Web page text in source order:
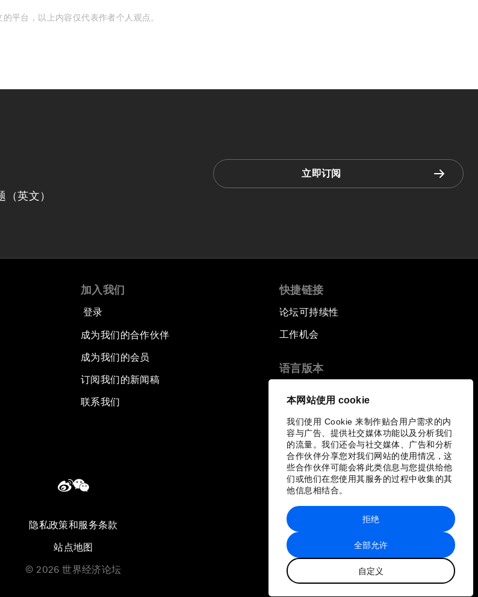
本网站使用 cookie
我们使用 Cookie 来制作贴合用户需求的内
容与广告、提供社交媒体功能以及分析我们
的流量。我们还会与社交媒体、广告和分析
合作伙伴分享您对我们网站的使用情况，这
些合作伙伴可能会将此类信息与您提供给他
们或他们在您使用其服务的过程中收集的其
他信息相结合。
全部允许
自定义
拒绝
平台，以上内容仅代表作者个人观点。
英文）
立即订阅
加入我们
登录
成为我们的合作伙伴
成为我们的会员
订阅我们的新闻稿
联系我们
快捷链接
论坛可持续性
工作机会
语言版本
隐私政策和服务条款
站点地图
© 2026 世界经济论坛